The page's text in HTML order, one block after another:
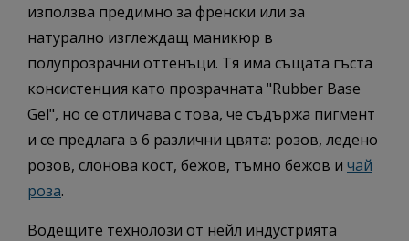
използва предимно за френски или за
натурално изглеждащ маникюр в
полупрозрачни оттенъци. Тя има същата гъста
консистенция като прозрачната "Rubber Base
Gel", но се отличава с това, че съдържа пигмент
и се предлага в 6 различни цвята: розов, ледено
розов, слонова кост, бежов, тъмно бежов и чай
роза.
Водещите технолози от нейл индустрията